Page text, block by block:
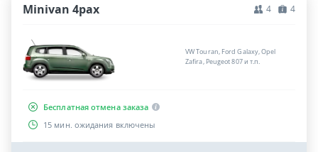
Minivan 4pax 4 4
VW Touran, Ford Galaxy, Opel
Zafira, Peugeot 807 и т.п.
Бесплатная отмена заказа
15 мин. ожидания включены